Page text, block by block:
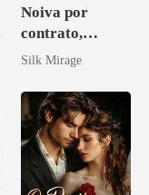
Noiva por
contrato,
obsessão eterna
Silk Mirage